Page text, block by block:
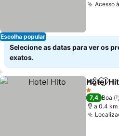
Escolha popular
Acesso
Selecione as datas para ver os
exatos.
Partilhar
Hotel
1 Estrelas
7,4 Boa
a 0.4 km